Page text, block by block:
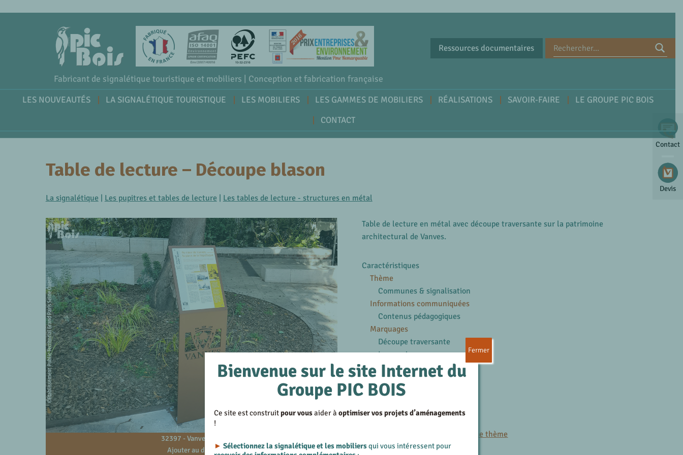
Contact
Devis
Fabricant de signalétique touristique et mobiliers | Conception et fabrication française
LES NOUVEAUTÉS LA SIGNALÉTIQUE TOURISTIQUE LES MOBILIERS LES GAMMES DE MOBILIERS RÉALISATIONS SAVOIR-FAIRE
LE GROUPE PIC BOIS
CONTACT
Ressources documentaires
Table de lecture – Découpe blason
La signalétique | Les pupitres et tables de lecture | Les tables de lecture - structures en métal
32397 - Vanves - 92
Ajouter au devis
Table de lecture en métal avec découpe traversante sur la patrimoine
architectural de Vanves.
Caractéristiques
Thème
Communes & signalisation
Informations communiquées
Contenus pédagogiques
Marquages
Découpe traversante
Impression
Structures
Métal
En savoir plus
Voir les réalisations sur le même thème
Bienvenue sur le site Internet du
Groupe PIC BOIS
Ce site est construitpour vousaider àoptimiser vos projets d’aménagements
!
► Sélectionnez la signalétique et les mobiliersqui vous intéressent pour
Fermer